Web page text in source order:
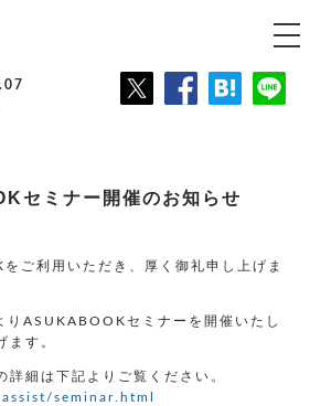
セミナー開催のお知らせ
ご利用いただき、厚く御礼申し上げま
ASUKABOOKセミナーを開催いたし
ます。
詳細は下記よりご覧ください。
seminar.html